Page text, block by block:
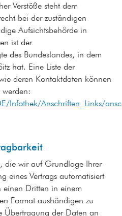
Verstöße steht dem
bei der zuständigen
Aufsichtsbehörde in
ist der
des Bundeslandes, in dem
hat. Eine Liste der
deren Kontaktdaten können
Infothek/Anschriften_Links/
die wir auf Grundlage Ihrer
eines Vertrags automatisiert
Dritten in einem
Format aushändigen zu
Übertragung der Daten an